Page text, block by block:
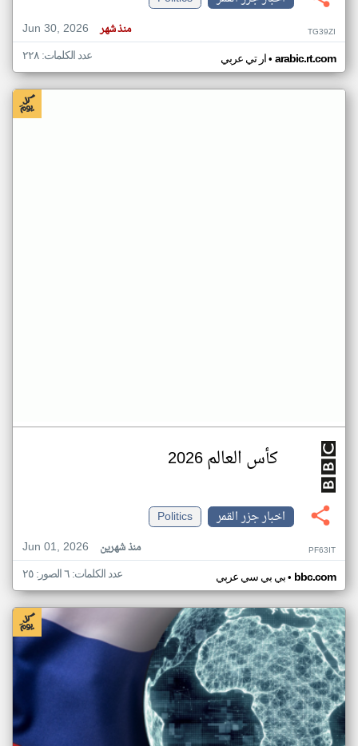
Jun 30, 2026
منذ شهر TG39ZI
ار تي عربي• arabic.rt.com عدد الكلمات: ٢٢٨
كأس العالم 2026
اخبار جزر القمر
Politics
Jun 01, 2026
منذ شهرين PF63IT
بي بي سي عربي• bbc.com عدد الكلمات: ٦ الصور: ٢٥